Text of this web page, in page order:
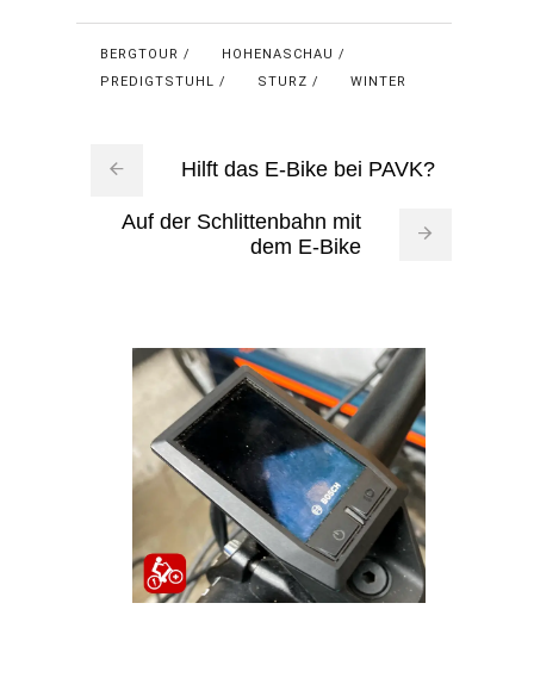
BERGTOUR
HOHENASCHAU
PREDIGTSTUHL
STURZ WINTER
Hilft das E-Bike bei PAVK?
Auf der Schlittenbahn mit
dem E-Bike